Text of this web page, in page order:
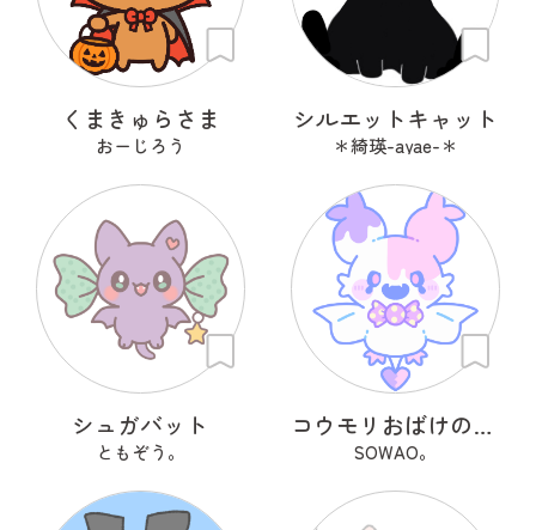
くまきゅらさま
おーじろう
シルエットキャット
＊綺瑛-ayae-＊
シュガバット
ともぞう。
コウモリおばけのおばっと
SOWAO。